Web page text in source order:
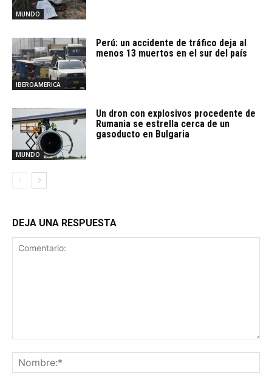
MUNDO
IBEROAMERICA
Perú: un accidente de tráfico deja al
menos 13 muertos en el sur del país
MUNDO
Un dron con explosivos procedente de
Rumania se estrella cerca de un
gasoducto en Bulgaria
DEJA UNA RESPUESTA